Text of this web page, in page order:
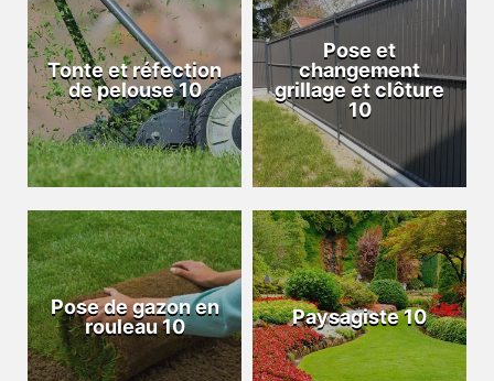
Tonte et réfection
de pelouse 10
Pose et
changement
grillage et clôture
10
Pose de gazon en
rouleau 10
Paysagiste 10